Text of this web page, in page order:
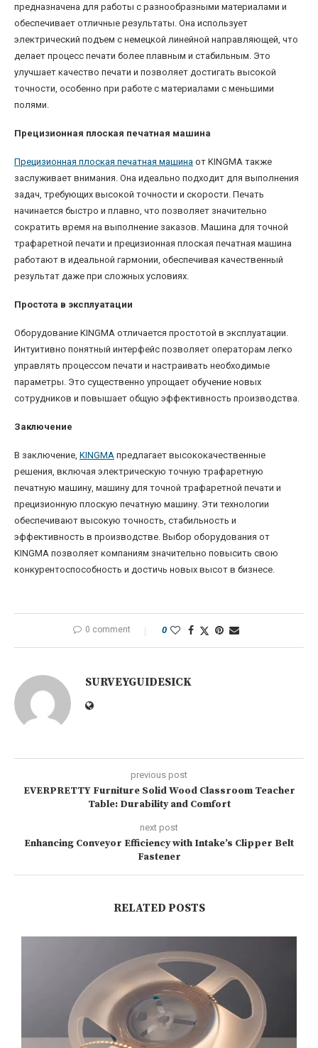
предназначена для работы с разнообразными материалами и
обеспечивает отличные результаты. Она использует
электрический подъем с немецкой линейной направляющей, что
делает процесс печати более плавным и стабильным. Это
улучшает качество печати и позволяет достигать высокой
точности, особенно при работе с материалами с меньшими
полями.
Прецизионная плоская печатная машина
Прецизионная плоская печатная машина от KINGMA также
заслуживает внимания. Она идеально подходит для выполнения
задач, требующих высокой точности и скорости. Печать
начинается быстро и плавно, что позволяет значительно
сократить время на выполнение заказов. Машина для точной
трафаретной печати и прецизионная плоская печатная машина
работают в идеальной гармонии, обеспечивая качественный
результат даже при сложных условиях.
Простота в эксплуатации
Оборудование KINGMA отличается простотой в эксплуатации.
Интуитивно понятный интерфейс позволяет операторам легко
управлять процессом печати и настраивать необходимые
параметры. Это существенно упрощает обучение новых
сотрудников и повышает общую эффективность производства.
Заключение
В заключение, KINGMA предлагает высококачественные
решения, включая электрическую точную трафаретную
печатную машину, машину для точной трафаретной печати и
прецизионную плоскую печатную машину. Эти технологии
обеспечивают высокую точность, стабильность и
эффективность в производстве. Выбор оборудования от
KINGMA позволяет компаниям значительно повысить свою
конкурентоспособность и достичь новых высот в бизнесе.
0 comment 0
SURVEYGUIDESICK
previous post
EVERPRETTY Furniture Solid Wood Classroom Teacher
Table: Durability and Comfort
next post
Enhancing Conveyor Efficiency with Intake’s Clipper Belt
Fastener
RELATED POSTS